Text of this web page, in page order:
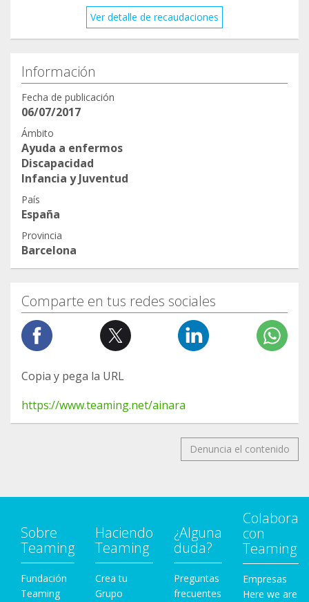
Ver detalle de recaudaciones
Información
Fecha de publicación
06/07/2017
Ámbito
Ayuda a enfermos
Discapacidad
Infancia y Juventud
País
España
Provincia
Barcelona
Comparte en tus redes sociales
Copia y pega la URL
https://www.teaming.net/ainara
Denuncia el contenido
Sobre
Teaming
Fundación
Teaming
Haciendo
Teaming
Crea tu
Grupo
¿Alguna
duda?
Preguntas
frecuentes
Colabora
con
Teaming
Empresas
Here we are